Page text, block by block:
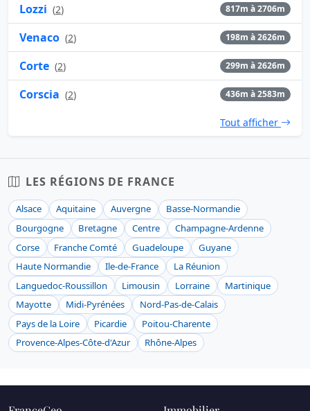
Lozzi (2) 817m à 2706m
Venaco (2) 198m à 2626m
Corte (2) 299m à 2626m
Corscia (2) 436m à 2583m
Tout afficher
LES RÉGIONS DE FRANCE
Alsace Aquitaine Auvergne
Basse-Normandie
Bourgogne
Bretagne Centre
Champagne-Ardenne
Corse
Franche Comté Guadeloupe
Guyane
Haute Normandie
Ile-de-France
La Réunion
Languedoc-Roussillon
Limousin Lorraine
Martinique
Mayotte
Midi-Pyrénées
Nord-Pas-de-Calais
Pays de la Loire
Picardie
Poitou-Charente
Provence-Alpes-Côte-d'Azur
Rhône-Alpes